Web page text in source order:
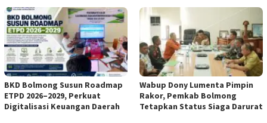
BKD Bolmong Susun Roadmap
ETPD 2026–2029, Perkuat
Digitalisasi Keuangan Daerah
Wabup Dony Lumenta Pimpin
Rakor, Pemkab Bolmong
Tetapkan Status Siaga Darurat